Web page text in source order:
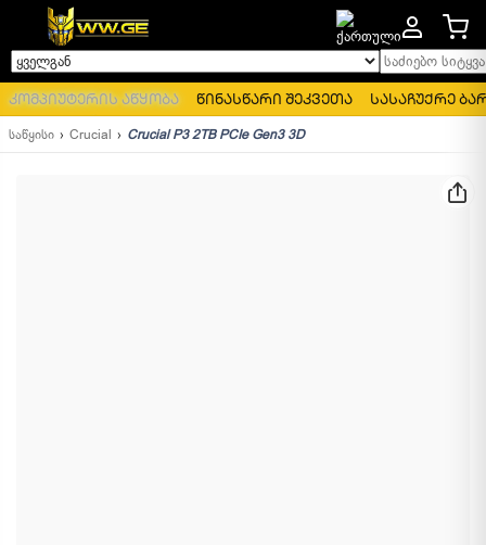
ყველგან საძიებო
კომპიუტერის აწყობა წინასწარი შეკვეთა სასაჩუქრე
საწყისი Crucial Crucial P3 2TB PCIe Gen3 3D